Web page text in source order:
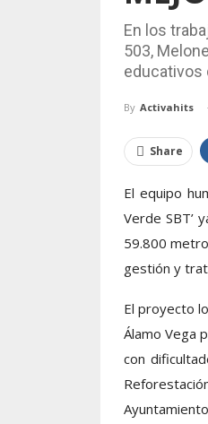
En los
503,
educativos
By Activahits
Share
El equipo
Verde SBT’
59.800
gestión y
El proyecto
Álamo Vega
con